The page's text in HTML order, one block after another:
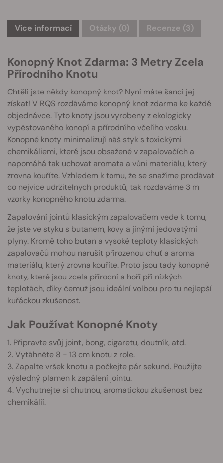
Více informací Otázky (0) Recenze (3)
Konopný Knot Zdarma: 3 Metry Zcela
Přírodního Knotu
Chtěli jste někdy konopný knot? Nyní máte šanci jej
získat! V RQS rozdáváme konopný knot zdarma ke každé
objednávce. Tyto knoty jsou vyrobeny z ekologicky
vypěstovaného konopí a přírodního včelího vosku.
Konopné knoty minimalizují náš styk s toxickými
chemikáliemi, které jsou obsažené v zapalovačích a
napomáhá tak uchovat aromata a vůni materiálu, který
zrovna kouříte. Vzhledem k tomu, že se snažíme prodávat
co nejvíce udržitelných produktů, tak rozdáváme 3 m
vzorky konopného knotu zdarma.
Zapalování jointů klasickým zapalovačem vede k tomu,
že jste ve styku s butanem, kovy a jinými jedovatými
plyny. Kromě toho butan a vysoké teploty klasických
zapalovačů mohou narušit přirozenou chuť a aroma
materiálu, který zrovna kouříte. Proto jsou tady konopné
knoty, které jsou zcela přírodní a hoří při nízkých
teplotách, díky čemuž jsou ideální volbou pro tu nejlepší
kuřáckou zkušenost.
Jak Používat Konopné Knoty
1. Připravte svůj joint, bong, cigaretu, doutník, atd.
2. Vytáhněte 8 - 13 cm knotu z role.
3. Zapalte vršek knotu a počkejte pár sekund. Použijte
výsledný plamen k zapálení jointu.
4. Vychutnejte si chutnou, aromatickou zkušenost bez
chemikálií.